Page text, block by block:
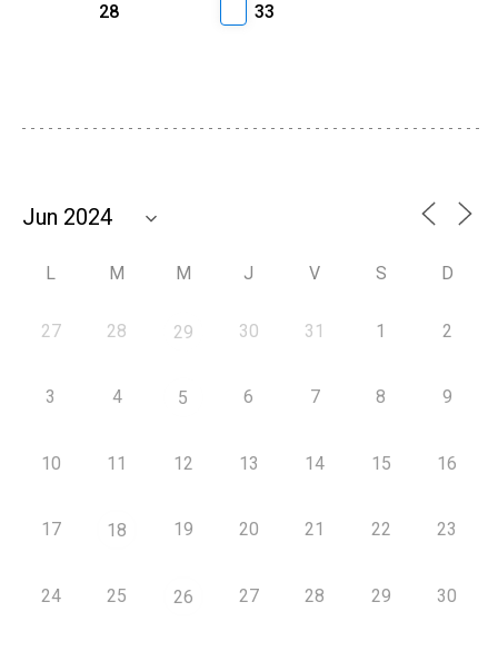
28
33
L M M J V S D
27 28 29 30 31 1 2
3 4 5 6 7 8 9
10 11 12 13 14 15 16
17 18 19 20 21 22 23
24 25 26 27 28 29 30